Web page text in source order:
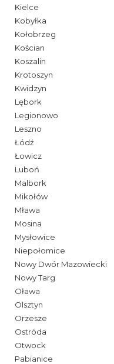
Kielce
Kobyłka
Kołobrzeg
Kościan
Koszalin
Krotoszyn
Kwidzyn
Lębork
Legionowo
Leszno
Łódź
Łowicz
Luboń
Malbork
Mikołów
Mława
Mosina
Mysłowice
Niepołomice
Nowy Dwór Mazowiecki
Nowy Targ
Oława
Olsztyn
Orzesze
Ostróda
Otwock
Pabianice